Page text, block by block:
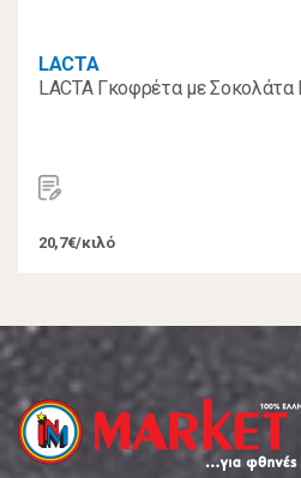
LACTA
LACTA Γκοφρέτα με
20,7€/κιλό